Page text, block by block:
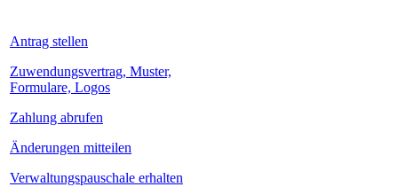
Antrag stellen
Zuwendungsvertrag, Muster,
Formulare, Logos
Zahlung abrufen
Änderungen mitteilen
Verwaltungspauschale erhalten